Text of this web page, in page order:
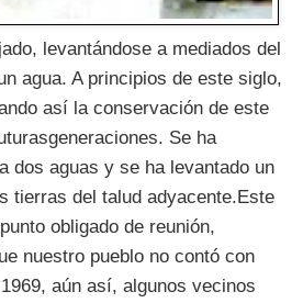
levantándose a mediados del
agua. A principios de este siglo,
así la conservación de este
Se ha
dos aguas y se ha levantado un
tierras del talud adyacente.Este
obligado de reunión,
nuestro pueblo no contó con
aún así, algunos vecinos